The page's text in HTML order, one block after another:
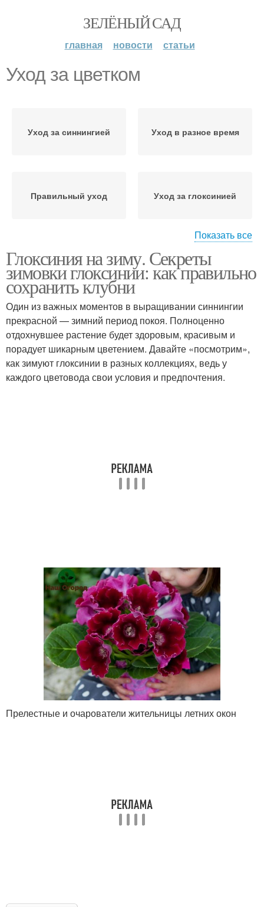
ЗЕЛЁНЫЙ САД
главная новости статьи
Уход за цветком
Уход за синнингией Уход в разное время
Правильный уход Уход за глоксинией
Уход за шалфеем Уход за гиппеаструмом
Персидский цветок
Уход в домашних
условиях
Показать все
Глоксиния на зиму. Секреты
зимовки глоксинии: как правильно
сохранить клубни
Один из важных моментов в выращивании синнингии
прекрасной — зимний период покоя. Полноценно
отдохнувшее растение будет здоровым, красивым и
порадует шикарным цветением. Давайте «посмотрим»,
как зимуют глоксинии в разных коллекциях, ведь у
каждого цветовода свои условия и предпочтения.
Прелестные и очарователи жительницы летних окон